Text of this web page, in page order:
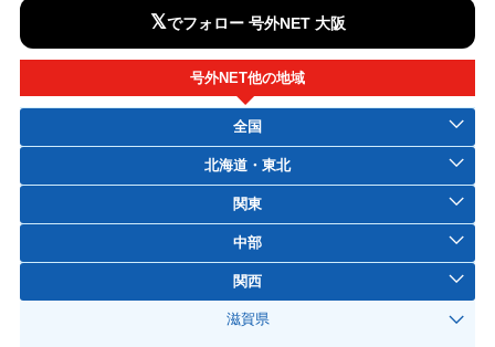
𝕏でフォロー 号外NET 大阪
号外NET他の地域
全国
北海道・東北
関東
中部
関西
滋賀県